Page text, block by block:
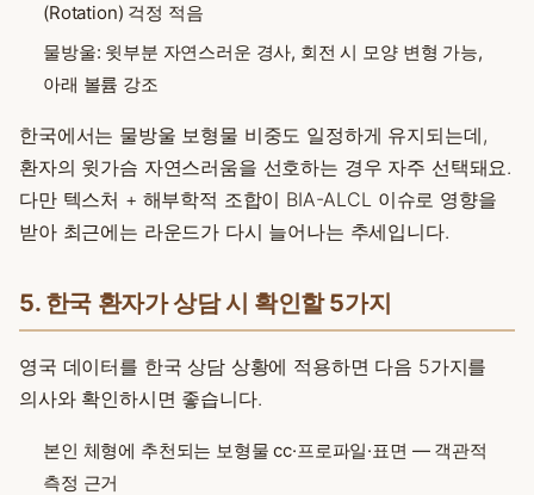
(Rotation) 걱정 적음
물방울: 윗부분 자연스러운 경사, 회전 시 모양 변형 가능,
아래 볼륨 강조
한국에서는 물방울 보형물 비중도 일정하게 유지되는데,
환자의 윗가슴 자연스러움을 선호하는 경우 자주 선택돼요.
다만 텍스처 + 해부학적 조합이 BIA-ALCL 이슈로 영향을
받아 최근에는 라운드가 다시 늘어나는 추세입니다.
5. 한국 환자가 상담 시 확인할 5가지
영국 데이터를 한국 상담 상황에 적용하면 다음 5가지를
의사와 확인하시면 좋습니다.
본인 체형에 추천되는 보형물 cc·프로파일·표면 — 객관적
측정 근거